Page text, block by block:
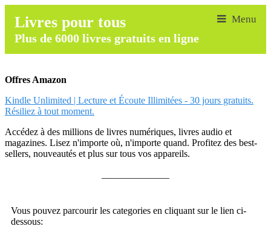
Livres pour tous
Plus de 6000 livres gratuits en ligne
Offres Amazon
Kindle Unlimited | Lecture et Écoute Illimitées - 30 jours gratuits.
Résiliez à tout moment.
Accédez à des millions de livres numériques, livres audio et
magazines. Lisez n'importe où, n'importe quand. Profitez des best-
sellers, nouveautés et plus sur tous vos appareils.
Vous pouvez parcourir les categories en cliquant sur le lien ci-
dessous: